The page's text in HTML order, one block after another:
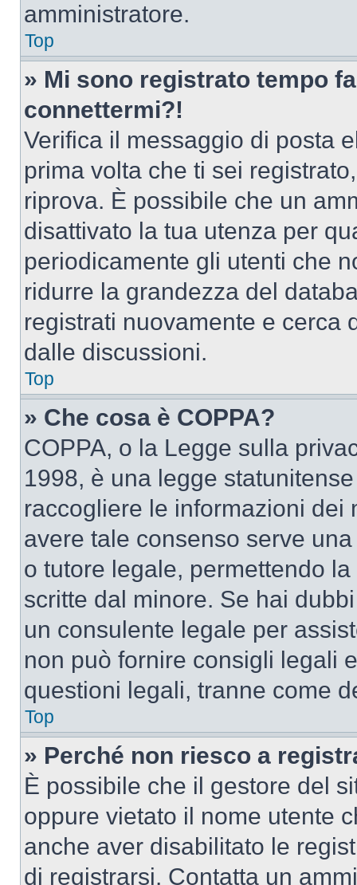
amministratore.
Top
» Mi sono registrato tempo
connettermi?!
Verifica il messaggio di posta
prima volta che ti sei
riprova. È possibile che un
disattivato la tua utenza per
periodicamente gli utenti che
ridurre la grandezza del
registrati nuovamente e cerca
dalle discussioni.
Top
» Che cosa è COPPA?
COPPA, o la Legge sulla
1998, è una legge
raccogliere le informazioni dei
avere tale consenso serve
o tutore legale, permettendo
scritte dal minore. Se hai
un consulente legale per
non può fornire consigli legali
questioni legali, tranne come
Top
» Perché non riesco a
È possibile che il gestore del
oppure vietato il nome utente
anche aver disabilitato le
di registrarsi. Contatta un